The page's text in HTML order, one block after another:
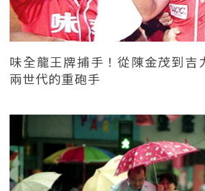
味全龍王牌捕手！從陳金茂到吉
兩世代的重砲手